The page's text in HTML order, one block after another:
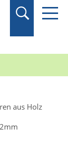
aus Holz